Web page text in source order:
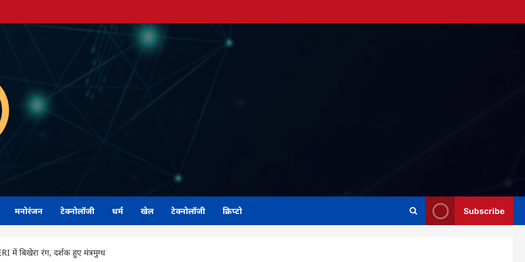
मनोरंजन टेक्नोलॉजी धर्म खेल टेक्नोलॉजी क्रिप्टो Subscribe
में बिखेरा रंग, दर्शक हुए मंत्रमुग्ध